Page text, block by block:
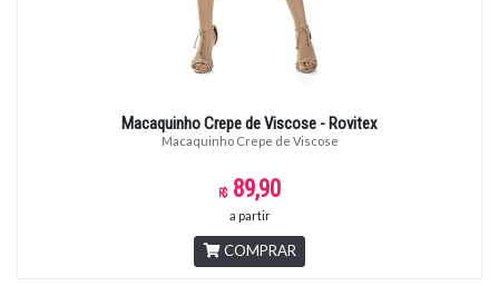
Macaquinho Crepe de Viscose - Rovitex
Macaquinho Crepe de Viscose
89,90
a partir
COMPRAR